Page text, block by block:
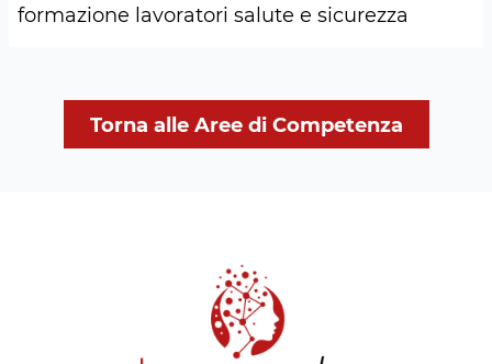
formazione lavoratori salute e sicurezza
Torna alle Aree di Competenza